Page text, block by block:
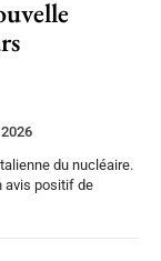
du nucléaire.
avis positif de